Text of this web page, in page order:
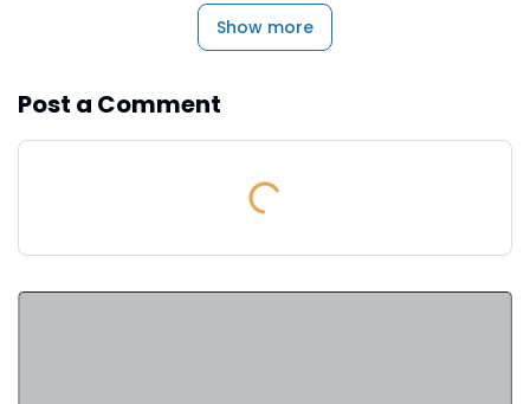
Show more
Post a Comment